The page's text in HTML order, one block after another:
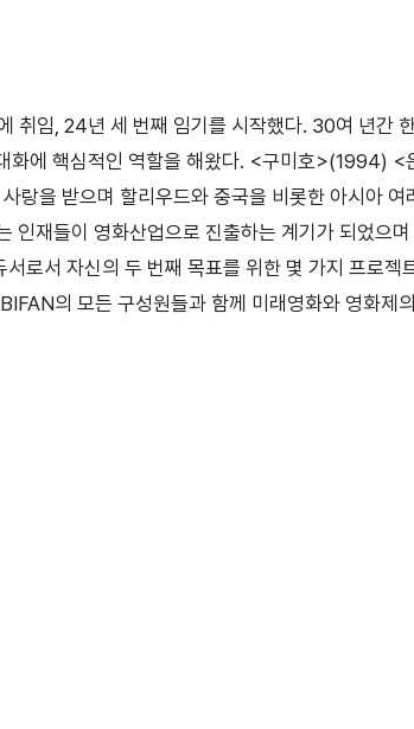
취임, 24년 세 번째 임기를 시작했다. 30여 년
화에 핵심적인 역할을 해왔다. <구미호>(1994)
랑을 받으며 할리우드와 중국을 비롯한 아시아
인재들이 영화산업으로 진출하는 계기가 되었으
로서 자신의 두 번째 목표를 위한 몇 가지 프로
의 모든 구성원들과 함께 미래영화와 영화제